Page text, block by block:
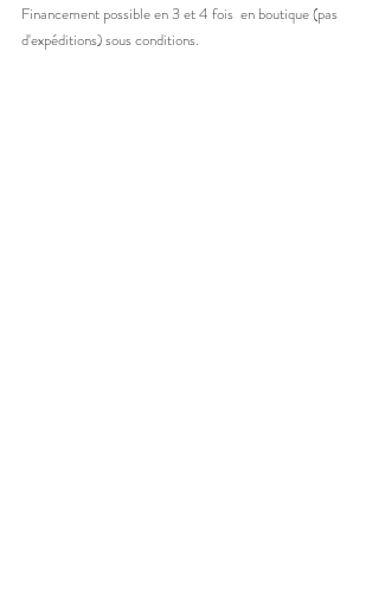
Financement possible en 3 et 4 fois  en boutique (pas
d'expéditions) sous conditions.